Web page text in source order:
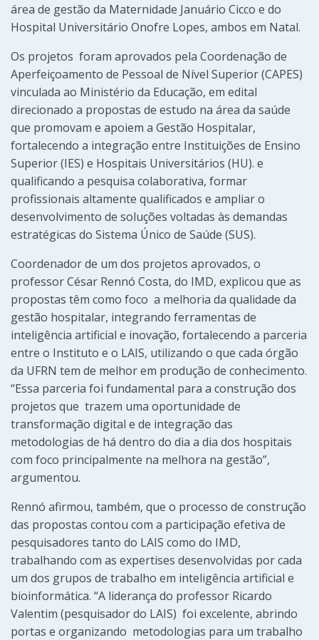
área de gestão da Maternidade Januário Cicco e do
Hospital Universitário Onofre Lopes, ambos em Natal.
Os projetos foram aprovados pela Coordenação de
Aperfeiçoamento de Pessoal de Nível Superior (CAPES)
vinculada ao Ministério da Educação, em edital
direcionado a propostas de estudo na área da saúde
que promovam e apoiem a Gestão Hospitalar,
fortalecendo a integração entre Instituições de Ensino
Superior (IES) e Hospitais Universitários (HU). e
qualificando a pesquisa colaborativa, formar
profissionais altamente qualificados e ampliar o
desenvolvimento de soluções voltadas às demandas
estratégicas do Sistema Único de Saúde (SUS).
Coordenador de um dos projetos aprovados, o
professor César Rennó Costa, do IMD, explicou que as
propostas têm como foco a melhoria da qualidade da
gestão hospitalar, integrando ferramentas de
inteligência artificial e inovação, fortalecendo a parceria
entre o Instituto e o LAIS, utilizando o que cada órgão
da UFRN tem de melhor em produção de conhecimento.
“Essa parceria foi fundamental para a construção dos
projetos que trazem uma oportunidade de
transformação digital e de integração das
metodologias de há dentro do dia a dia dos hospitais
com foco principalmente na melhora na gestão”,
argumentou.
Rennó afirmou, também, que o processo de construção
das propostas contou com a participação efetiva de
pesquisadores tanto do LAIS como do IMD,
trabalhando com as expertises desenvolvidas por cada
um dos grupos de trabalho em inteligência artificial e
bioinformática. “A liderança do professor Ricardo
Valentim (pesquisador do LAIS) foi excelente, abrindo
portas e organizando metodologias para um trabalho